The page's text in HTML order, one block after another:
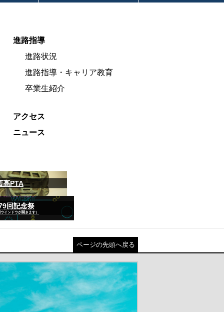
進路指導
進路状況
進路指導・キャリア教育
卒業生紹介
アクセス
ニュース
高PTA
回記念祭
ウインドウが開きます）
ページの先頭へ戻る